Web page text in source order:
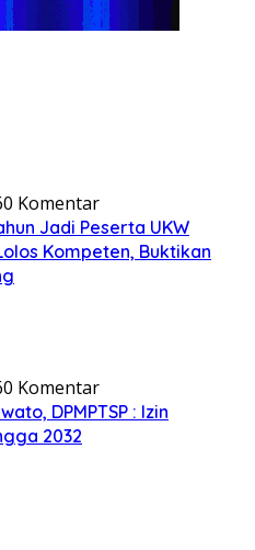
0 Komentar
Jadi Peserta UKW
Kompeten, Buktikan
0 Komentar
DPMPTSP : Izin
2032